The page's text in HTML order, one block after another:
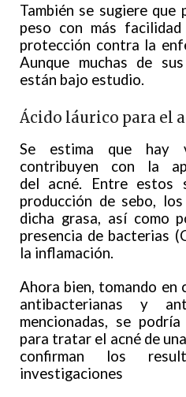
También se sugiere que
peso con más
protección contra la
Aunque muchas de
están bajo estudio.
Ácido láurico para el
Se estima que hay
contribuyen con la
del acné. Entre estos
producción de sebo,
dicha grasa, así como
presencia de bacterias
la inflamación.
Ahora bien, tomando en
antibacterianas y
mencionadas, se
para tratar el acné de
confirman los
investigaciones